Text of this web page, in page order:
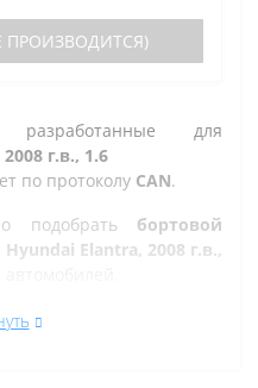
ПРОИЗВОДИТСЯ)
разработанные для
г.в., 1.6
по протоколу CAN.
подобрать бортовой
Elantra, 2008 г.в.,
сталкиваются с